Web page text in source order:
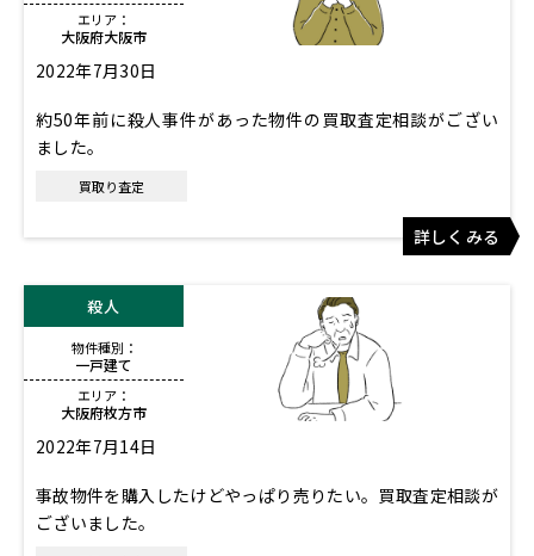
エリア：
大阪府大阪市
2022年7月30日
約50年前に殺人事件があった物件の買取査定相談がござい
ました。
買取り査定
詳しくみる
殺人
物件種別：
一戸建て
エリア：
大阪府枚方市
2022年7月14日
事故物件を購入したけどやっぱり売りたい。買取査定相談が
ございました。